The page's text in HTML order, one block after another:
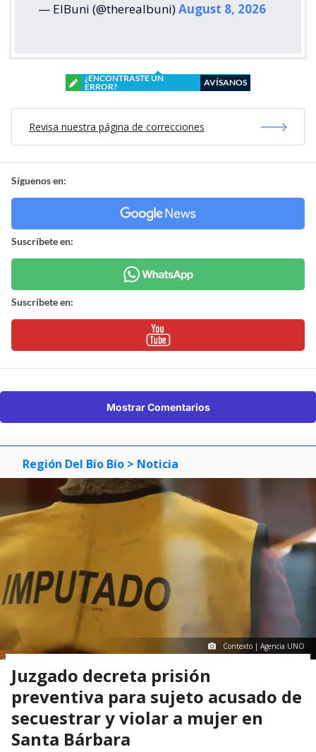
— ElBuni (@therealbuni)August 8, 2026
¿ENCONTRASTE UN
ERROR?
AVÍSANOS
Revisa nuestra página de correcciones
Síguenos en:
Suscríbete en:
Suscríbete en:
Mostrar Comentarios
Región Del Bío Bío > Noticia
Contexto | Agencia UNO
Juzgado decreta prisión
preventiva para sujeto acusado de
secuestrar y violar a mujer en
Santa Bárbara